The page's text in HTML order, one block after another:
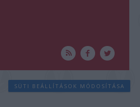
SÜTI BEÁLLÍTÁSOK MÓDOSÍTÁSA